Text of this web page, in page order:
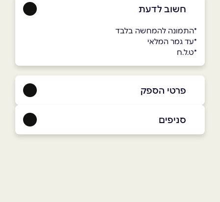
חשוב לדעת
*התמונה להמחשה בלבד
*עד גמר המלאי
*ט.ל.ח
פרטי הספק
סניפים